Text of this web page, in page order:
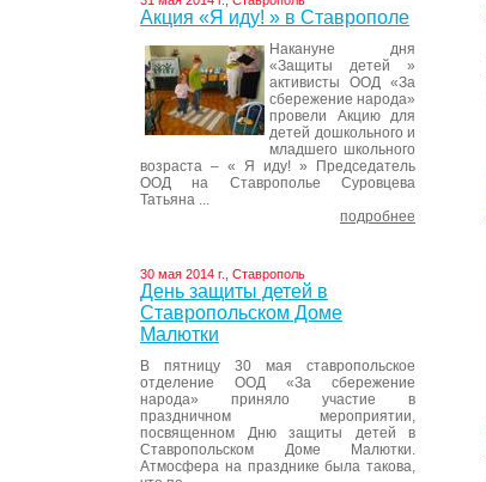
Акция «Я иду! » в Ставрополе
Накануне дня
«Защиты детей »
активисты ООД «За
сбережение народа»
провели Акцию для
детей дошкольного и
младшего школьного
возраста – « Я иду! » Председатель
ООД на Ставрополье Суровцева
Татьяна ...
подробнее
30 мая 2014 г., Ставрополь
День защиты детей в
Ставропольском Доме
Малютки
В пятницу 30 мая ставропольское
отделение ООД «За сбережение
народа» приняло участие в
праздничном мероприятии,
посвященном Дню защиты детей в
Ставропольском Доме Малютки.
Атмосфера на празднике была такова,